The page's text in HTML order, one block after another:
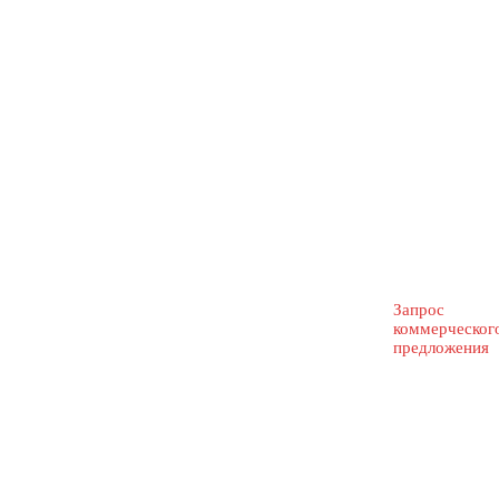
Запрос
предложения